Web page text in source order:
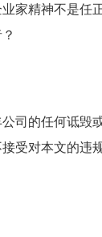
家精神不是任
司的任何诋毁
受对本文的违